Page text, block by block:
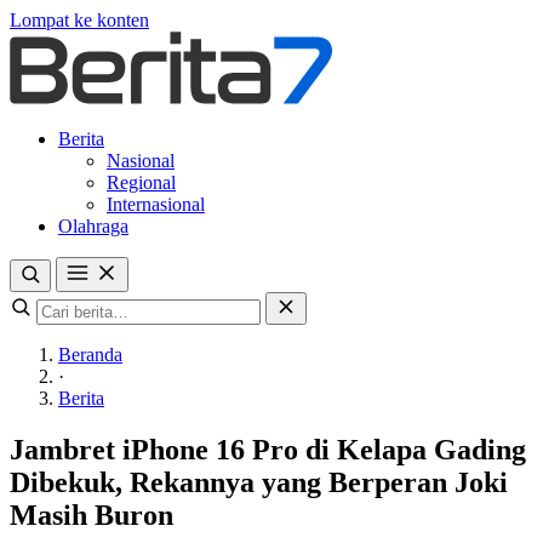
Lompat ke konten
Berita
Nasional
Regional
Internasional
Olahraga
Beranda
·
Berita
Jambret iPhone 16 Pro di Kelapa Gading
Dibekuk, Rekannya yang Berperan Joki
Masih Buron